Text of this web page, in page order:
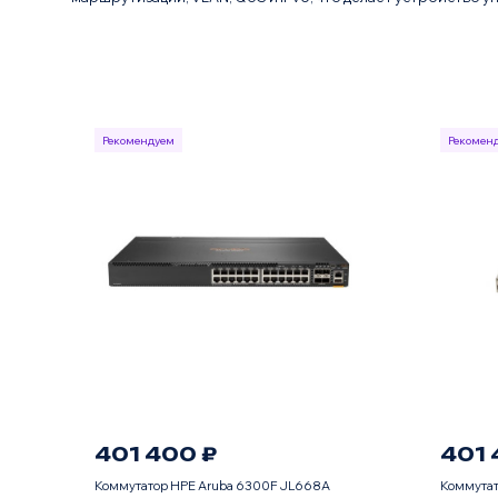
Рекомендуем
401 400 ₽
Коммутатор HPE Aruba 6300F JL668A
401